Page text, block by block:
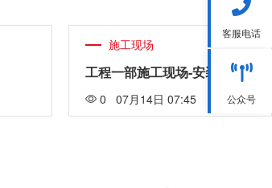
施工现场
工程一部施工现场-安装
0 07月14日 07:45
客服电话
公众号